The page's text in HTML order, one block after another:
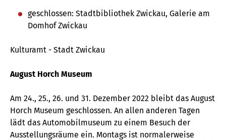
geschlossen: Stadtbibliothek Zwickau, Galerie am
Domhof Zwickau
Kulturamt - Stadt Zwickau
August Horch Museum
Am 24., 25., 26. und 31. Dezember 2022 bleibt das August
Horch Museum geschlossen. An allen anderen Tagen
lädt das Automobilmuseum zu einem Besuch der
Ausstellungsräume ein. Montags ist normalerweise